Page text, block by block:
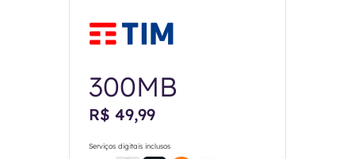
300MB
R$ 49,99
Serviços digitais inclusos